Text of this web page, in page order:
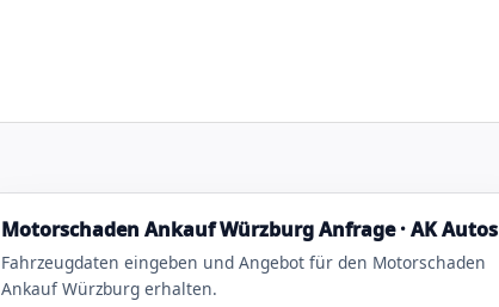
Motorschaden Ankauf Würzburg Anfrage · AK Autos
Fahrzeugdaten eingeben und Angebot für den Motorschaden
Ankauf Würzburg erhalten.